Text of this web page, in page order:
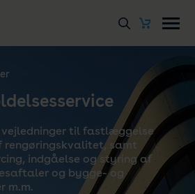
til fastlæggelse
rengøringskvalitet, samt
indgåelse og styring af
og bygge- og
m.m.